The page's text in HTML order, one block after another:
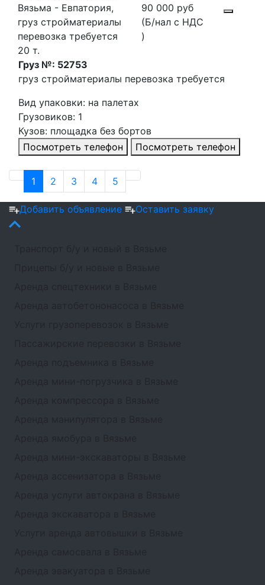
Вязьма - Евпатория,
груз стройматериалы
перевозка требуется
20 т.
90 000 руб
(Б/нал с НДС
)
Груз №: 52753
груз стройматериалы перевозка требуется
Вид упаковки: на палетах
Грузовиков: 1
Кузов: площадка без бортов
Посмотреть телефон
Посмотреть телефон
1 2 3 4 5
Добавить объявление Оставить заявку